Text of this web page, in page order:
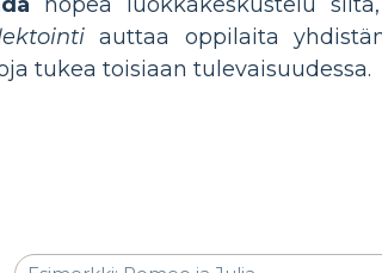
auttaa oppilaita
tukea toisiaan tulevaisuudessa.